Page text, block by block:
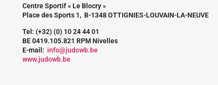
Centre Sportif « Le Blocry »
Place des Sports 1, B-1348 OTTIGNIES-LOUVAIN-LA-NEUVE
Tel: (+32) (0) 10 24 44 01
BE 0419.105.821 RPM Nivelles
E-mail: info@judowb.be
www.judowb.be